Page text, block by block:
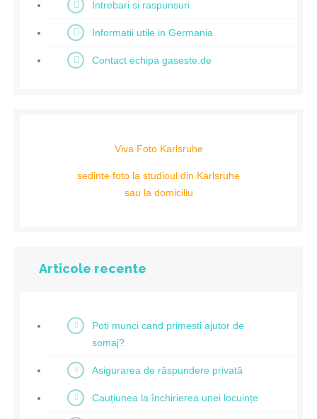
Intrebari si raspunsuri
Informatii utile in Germania
Contact echipa gaseste.de
Viva Foto Karlsruhe
sedinte foto la studioul din Karlsruhe
sau la domiciliu
Articole recente
Poti munci cand primesti ajutor de
somaj?
Asigurarea de răspundere privată
Cauțiunea la închirierea unei locuințe